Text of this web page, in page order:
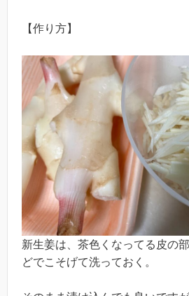
【作り方】
新生姜は、茶色くなってる皮の
どでこそげて洗っておく。